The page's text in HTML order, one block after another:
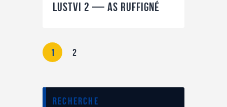
LUSTVI 2 — AS Ruffigné
1 2
Recherche